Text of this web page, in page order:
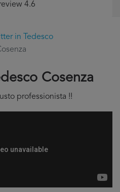
4.6
in Tedesco
Cosenza
professionista !!